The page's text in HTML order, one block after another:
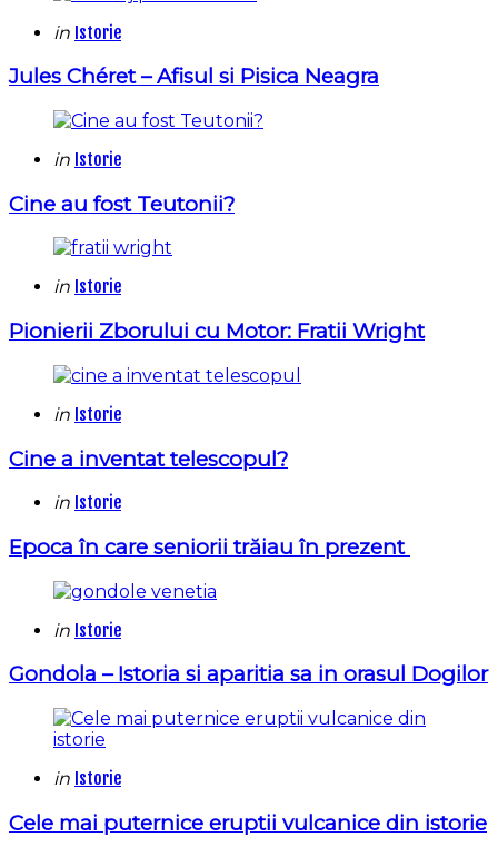
Categories
Posted
in Istorie
Jules Chéret – Afisul si Pisica Neagra
Categories
Posted
in Istorie
Cine au fost Teutonii?
Categories
Posted
in Istorie
Pionierii Zborului cu Motor: Fratii Wright
Categories
Posted
in Istorie
Cine a inventat telescopul?
Categories
Posted
in Istorie
Epoca în care seniorii trăiau în prezent
Categories
Posted
in Istorie
Gondola – Istoria si aparitia sa in orasul Dogilor
Categories
Posted
in Istorie
Cele mai puternice eruptii vulcanice din istorie